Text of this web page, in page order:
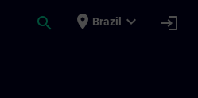
search place Brazil expand_more login